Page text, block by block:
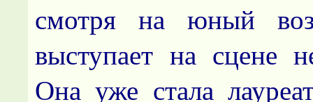
смотря на юный
выступает на сцене
Она уже стала